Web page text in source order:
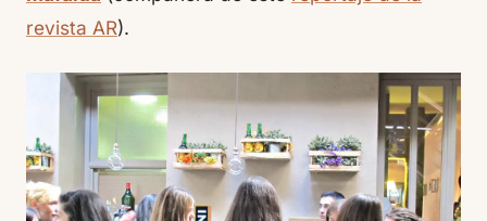
revista AR).